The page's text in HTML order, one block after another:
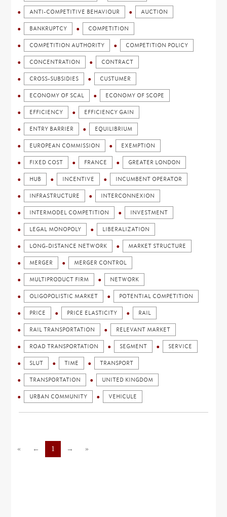
ANTI-COMPETITIVE BEHAVIOUR AUCTION
BANKRUPTCY COMPETITION
COMPETITION AUTHORITY COMPETITION POLICY
CONCENTRATION CONTRACT
CROSS-SUBSIDIES CUSTUMER
ECONOMY OF SCAL ECONOMY OF SCOPE
EFFICIENCY EFFICIENCY GAIN
ENTRY BARRIER EQUILIBRIUM
EUROPEAN COMMISSION EXEMPTION
FIXED COST FRANCE GREATER LONDON
HUB INCENTIVE INCUMBENT OPERATOR
INFRASTRUCTURE INTERCONNEXION
INTERMODEL COMPETITION INVESTMENT
LEGAL MONOPOLY LIBERALIZATION
LONG-DISTANCE NETWORK MARKET STRUCTURE
MERGER MERGER CONTROL
MULTIPRODUCT FIRM NETWORK
OLIGOPOLISTIC MARKET POTENTIAL COMPETITION
PRICE PRICE ELASTICITY RAIL
RAIL TRANSPORTATION RELEVANT MARKET
ROAD TRANSPORTATION SEGMENT SERVICE
SLUT TIME TRANSPORT
TRANSPORTATION UNITED KINGDOM
URBAN COMMUNITY VEHICULE
« ← 1 → »